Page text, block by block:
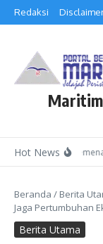
Lewati ke konten
Redaksi
Hot News
Kepala
Beranda / Berita
Jaga Pertumbuhan
Berita Utama